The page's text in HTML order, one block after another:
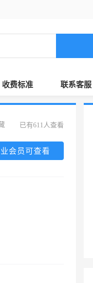
收费标准 联系客服
已有611人查看
会员可查看